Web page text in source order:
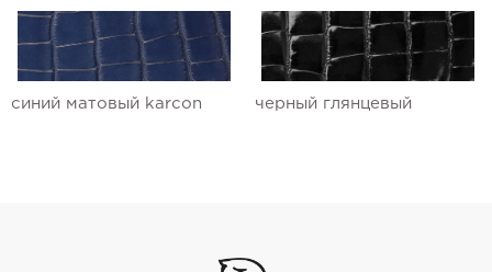
синий матовый karcon черный глянцевый